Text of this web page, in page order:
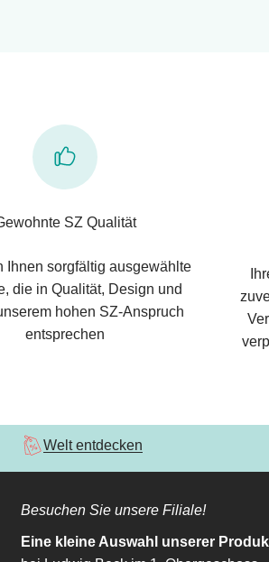
SZ Qualität
Ihnen sorgfältig ausgewählte
die in Qualität, Design und
hohen SZ-Anspruch
entsprechen
Welt entdecken
Besuchen Sie unsere Filiale!
Eine kleine Auswahl unserer